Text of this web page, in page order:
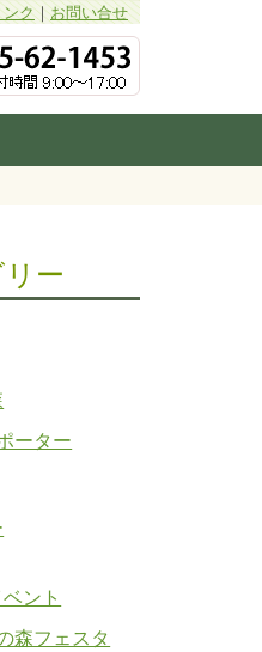
ンク｜お問い合せ
ー
ーター
ント
森フェスタ